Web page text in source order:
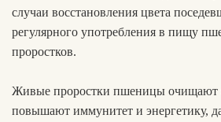
Хлеб
случаи восстановления цвета
регулярного употребления в пищу
проростков.
Живые проростки пшеницы очищают
повышают иммунитет и энергетику,